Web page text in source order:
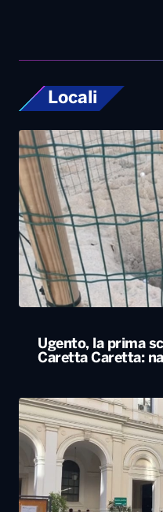
Locali
Ugento, la prima
Caretta Caretta: